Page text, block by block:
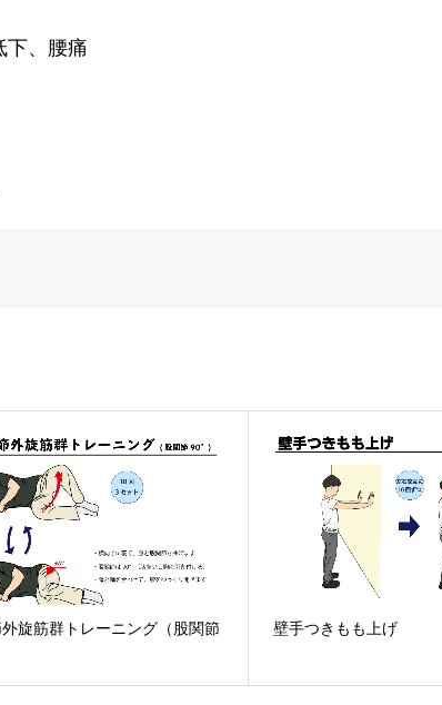
下、腰痛
旋筋群トレーニング（股関節
壁手つきもも上げ